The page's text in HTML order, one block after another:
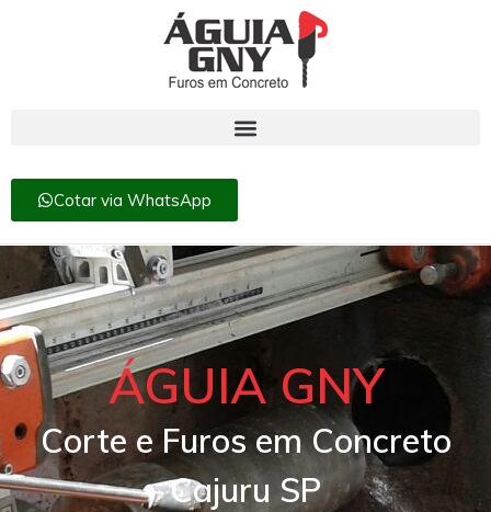
Cotar via WhatsApp
ÁGUIA GNY
Corte e Furos em Concreto
Cajuru SP